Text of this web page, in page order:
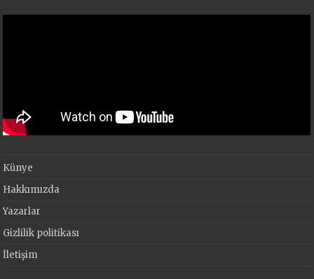
Künye
Hakkımızda
Yazarlar
Gizlilik politikası
İletişim